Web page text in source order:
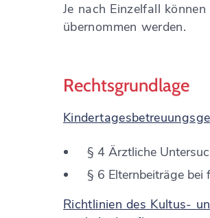
Je nach Einzelfall
übernommen werden.
Rechtsgrundlage
§ 4 Ärztliche
§ 6 Elternbeiträge bei
Richtlinien des Kultus-